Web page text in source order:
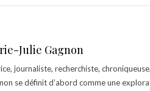
Julie Gagnon
journaliste, recherchiste,
se définit d’abord comme une